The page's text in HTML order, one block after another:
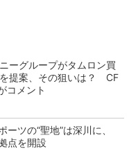
ーグループがタムロン買
提案、その狙いは？ CF
コメント
ツの“聖地”は深川に、
点を開設